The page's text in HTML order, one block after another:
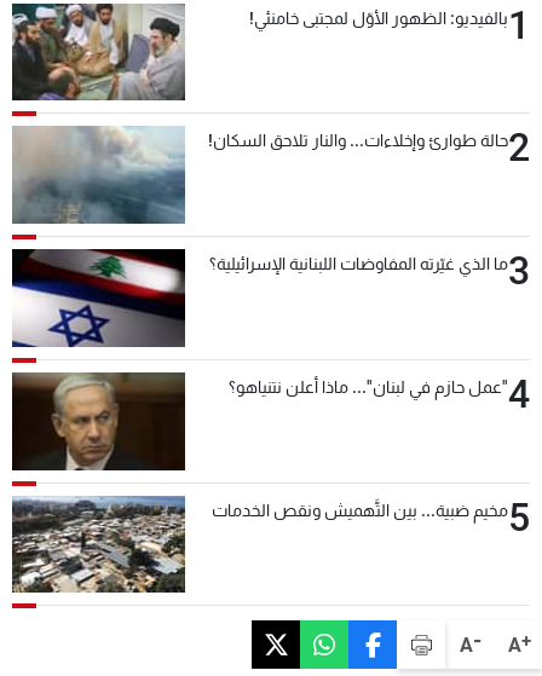
A+
A-
1بالفيديو: الظهور الأوّل لمجتبى خامنئي!
2حالة طوارئ وإخلاءات... والنار تلاحق السكان!
3ما الذي غيّرته المفاوضات اللبنانية الإسرائيلية؟
4"عمل حازم في لبنان"... ماذا أعلن نتنياهو؟
5مخيم ضبية... بين التَّهميش ونقص الخدمات